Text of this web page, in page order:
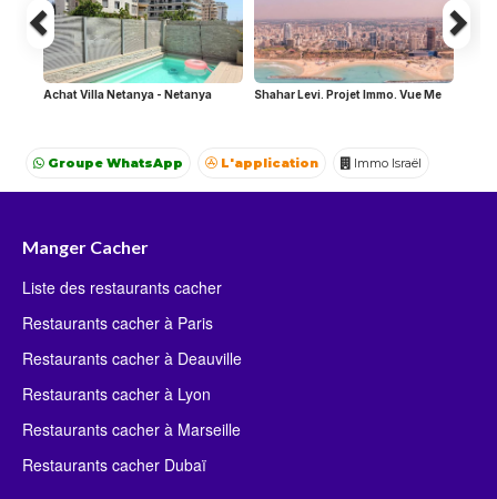
Achat Villa Netanya - Netanya Shahar Levi. Projet Immo. Vue Me
Groupe WhatsApp L'application Immo Israël
Manger Cacher
Liste des restaurants cacher
Restaurants cacher à Paris
Restaurants cacher à Deauville
Restaurants cacher à Lyon
Restaurants cacher à Marseille
Restaurants cacher Dubaï